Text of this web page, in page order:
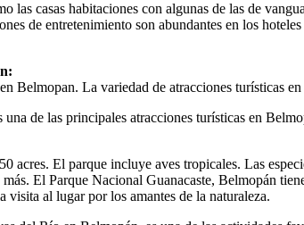
las casas habitaciones con algunas de las de
de entretenimiento son abundantes en los
Belmopan. La variedad de atracciones turísticas
una de las principales atracciones turísticas en
acres. El parque incluye aves tropicales. Las
El Parque Nacional Guanacaste, Belmopán
visita al lugar por los amantes de la naturaleza.